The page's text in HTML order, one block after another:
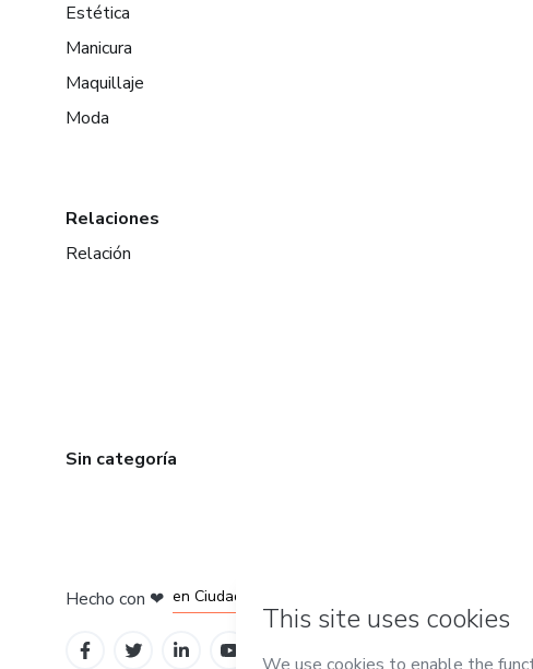
Estética
Manicura
Maquillaje
Moda
Relaciones
Relación
Sin categoría
Hecho con ❤
en Belo Horizonte
en Ciudad de México